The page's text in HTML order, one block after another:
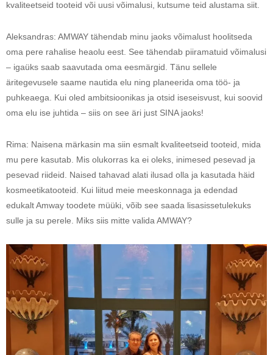
kvaliteetseid tooteid või uusi võimalusi, kutsume teid alustama siit.
Aleksandras: AMWAY tähendab minu jaoks võimalust hoolitseda
oma pere rahalise heaolu eest. See tähendab piiramatuid võimalusi
– igaüks saab saavutada oma eesmärgid. Tänu sellele
äritegevusele saame nautida elu ning planeerida oma töö- ja
puhkeaega. Kui oled ambitsioonikas ja otsid iseseisvust, kui soovid
oma elu ise juhtida – siis on see äri just SINA jaoks!
Rima: Naisena märkasin ma siin esmalt kvaliteetseid tooteid, mida
mu pere kasutab. Mis olukorras ka ei oleks, inimesed pesevad ja
pesevad riideid. Naised tahavad alati ilusad olla ja kasutada häid
kosmeetikatooteid. Kui liitud meie meeskonnaga ja edendad
edukalt Amway toodete müüki, võib see saada lisasissetulekuks
sulle ja su perele. Miks siis mitte valida AMWAY?